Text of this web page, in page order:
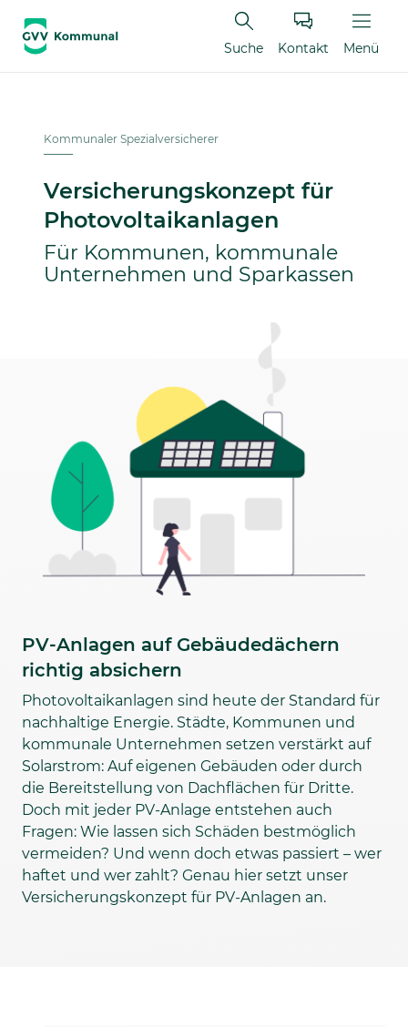
Suche Kontakt Menü
Kommunaler Spezialversicherer
Versicherungskonzept für
Photovoltaikanlagen
Für Kommunen, kommunale
Unternehmen und Sparkassen
PV-Anlagen auf Gebäudedächern
richtig absichern
Photovoltaikanlagen sind heute der Standard für
nachhaltige Energie. Städte, Kommunen und
kommunale Unternehmen setzen verstärkt auf
Solarstrom: Auf eigenen Gebäuden oder durch
die Bereitstellung von Dachflächen für Dritte.
Doch mit jeder PV-Anlage entstehen auch
Fragen: Wie lassen sich Schäden bestmöglich
vermeiden? Und wenn doch etwas passiert – wer
haftet und wer zahlt? Genau hier setzt unser
Versicherungskonzept für PV-Anlagen an.